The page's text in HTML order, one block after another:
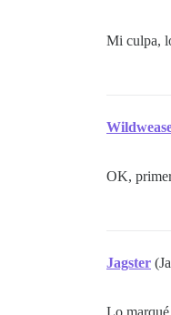
Mi culpa,
OK,
Jagster
Lo